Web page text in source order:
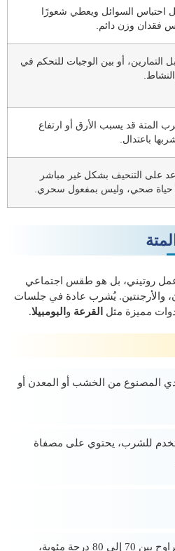
احتباس السوائل ويعطي شعورًا
فقدان وزن دائم.
التمارين، أو بين الوجبات للتحكم في
المتة قد يسبب الأرق أو ارتفاع
باعتدال.
على التنحيف بشكل غير مباشر
صحي، وليس بمفعول سحري.
روتيني، بل هو طقس اجتماعي
والأرجنتين. يُشرب عادة في جلسات
مميزة مثل
القرعة و البومبيلا.
المصنوع من الخشب أو المعدن أو
للشرب، يحتوي على مصفاة
(بدرجة حرارة تتراوح بين 70 إلى 80 درجة مئوية،